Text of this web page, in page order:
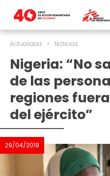
Actualidad > Noticias
Nigeria: “No
de las
regiones
del ejército”
29/04/2019